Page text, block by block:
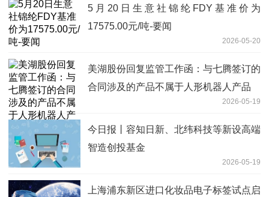
5月20日生意社锦纶FDY基准价为
17575.00元/吨-要闻
2026-05-20
美湖股份回复监管工作函：与七腾签订的
合同涉及的产品不属于人形机器人产品
2026-05-19
今日报丨容知日新、北纬科技等新设高端
智造创投基金
2026-05-19
上海浦东新区进口化妆品电子标签试点启